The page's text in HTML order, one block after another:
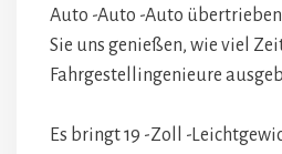
Auto -Auto -Auto
Sie uns genießen, wie viel
Fahrgestellingenieure
Es bringt 19 -Zoll -